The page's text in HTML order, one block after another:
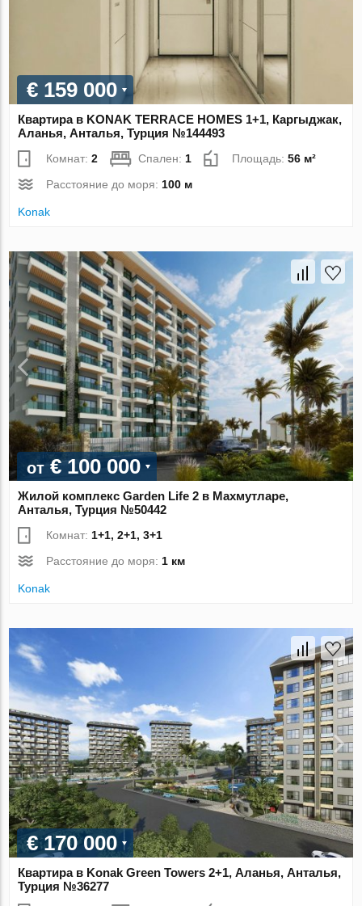
€ 159 000
Квартира в KONAK TERRACE HOMES 1+1, Каргыджак,
Аланья, Анталья, Турция №144493
Комнат:2 Спален:1 Площадь:56 м²
Расстояние до моря:100 м
Konak
от€ 100 000
Жилой комплекс Garden Life 2 в Махмутларе,
Анталья, Турция №50442
Комнат: 1+1, 2+1, 3+1
Расстояние до моря: 1 км
Konak
€ 170 000
Квартира в Konak Green Towers 2+1, Аланья, Анталья,
Турция №36277